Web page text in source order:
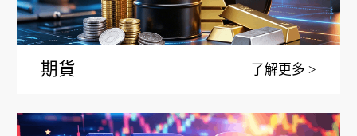
期貨 了解更多